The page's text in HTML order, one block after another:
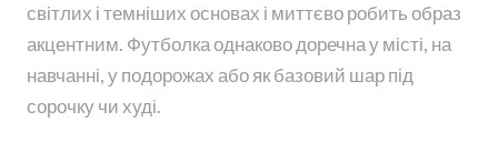
світлих і темніших основах і миттєво робить образ
акцентним. Футболка однаково доречна у місті, на
навчанні, у подорожах або як базовий шар під
сорочку чи худі.